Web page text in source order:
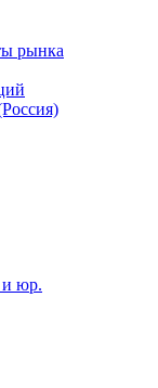
рынка
и юр.